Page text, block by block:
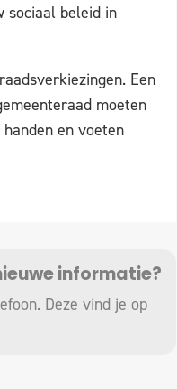
sociaal beleid in
Een
moeten
en voeten
informatie?
Deze vind je op